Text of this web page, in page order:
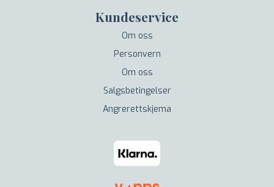
Kundeservice
Om oss
Personvern
Om oss
Salgsbetingelser
Angrerettskjema